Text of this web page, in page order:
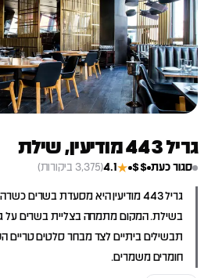
גריל 443 מודיעין, שילת
סגור כעת $$
★
4.1(3,375 ביקורות)
גריל 443 מודיעין היא מסעדת בשרים
בשילת. המקום מתמחה בצליית בשרים על
תבשילים ביתיים לצד מבחר סלטים טריים
חומרים משמרים.